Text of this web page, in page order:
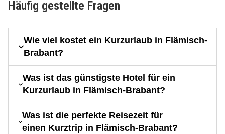
Häufig gestellte Fragen
Wie viel kostet ein Kurzurlaub in Flämisch-
Brabant?
Was ist das günstigste Hotel für ein
Kurzurlaub in Flämisch-Brabant?
Was ist die perfekte Reisezeit für
einen Kurztrip in Flämisch-Brabant?